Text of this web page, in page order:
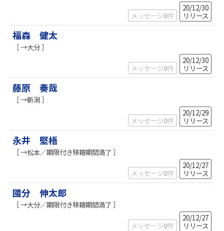
メッセージ0件
20/12/30
リリース
福森 健太
［ →大分 ］
メッセージ0件
20/12/30
リリース
藤原 奏哉
［ →新潟 ］
メッセージ0件
20/12/29
リリース
永井 堅梧
［ →松本／期限付き移籍期間満了 ］
メッセージ0件
20/12/27
リリース
國分 伸太郎
［ →大分／期限付き移籍期間満了 ］
メッセージ0件
20/12/27
リリース